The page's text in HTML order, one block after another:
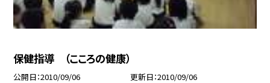
保健指導 （こころの健康）
公開日 2010/09/06 更新日 2010/09/06